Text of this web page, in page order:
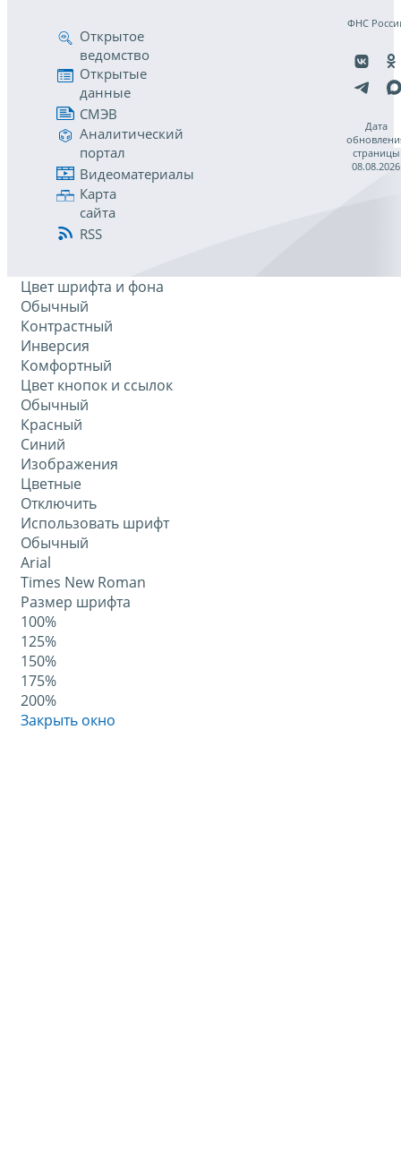
Открытое
ведомство
Открытые
данные
СМЭВ
Аналитический
портал
Видеоматериалы
Карта
сайта
RSS
ФНС
Дата
страницы
08.08.2026
Цвет шрифта и фона
Обычный
Контрастный
Инверсия
Комфортный
Цвет кнопок и ссылок
Обычный
Красный
Синий
Изображения
Цветные
Отключить
Использовать шрифт
Обычный
Arial
Times New Roman
Размер шрифта
100%
125%
150%
175%
200%
Закрыть окно